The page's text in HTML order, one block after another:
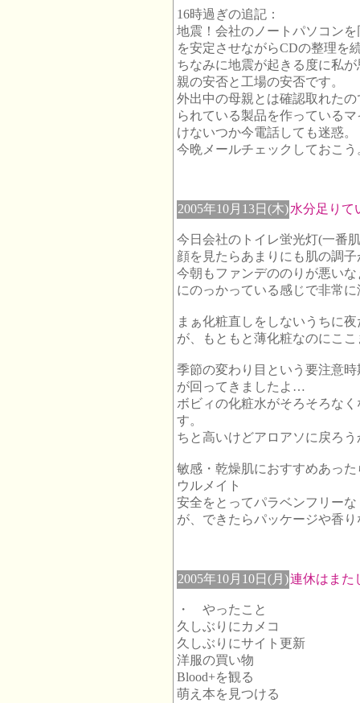
16時過ぎの追記：
地震！会社のノートパソコン
を安定させながらCDの整理を
ちなみに地震が起きる度に私
親の安否と工場の安否です。
外出中の母親とは確認取れた
られている製品を作っている
けないつか今電話しても迷惑。
今晩メールチェックしておこう
2005年10月13日(木)水分足りて
今日会社のトイレ蛍光灯(一番
顔を見たらあまりにも肌の調
今朝もファンデののりが悪い
にのっかっている感じで非常
まぁ化粧直しをしないうちに
が、もともと薄化粧なのにこ
季節の変わり目という要注意
が回ってきましたよ…
ボビィの化粧水がそろそろな
す。
ちと高いけどアロアソに戻ろう
敏感・乾燥肌におすすめあっ
ウルメイト
安全をとってパラベンフリー
が、できたらパッケージや香
2005年10月10日(月)連休はまた
・ やったこと
久しぶりにカメコ
久しぶりにサイト更新
洋服の買い物
Blood+を観る
萌え本を見つける